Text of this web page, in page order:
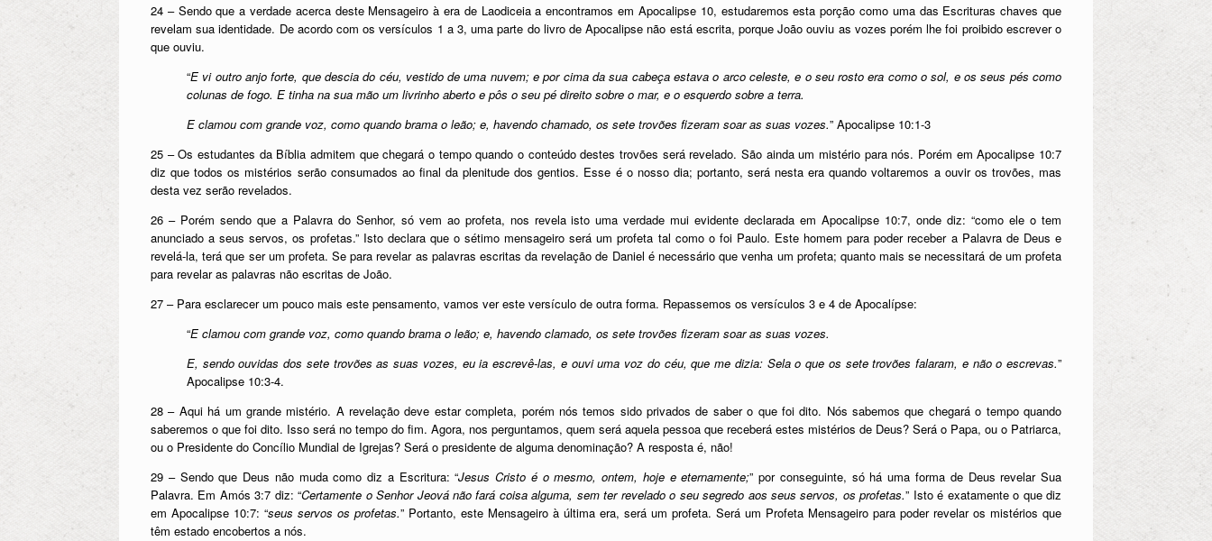
24 – Sendo que a verdade acerca deste Mensageiro à era de Laodiceia a encontramos em Apocalipse 10, estudaremos esta porção como uma das Escrituras chaves que
revelam sua identidade. De acordo com os versículos 1 a 3, uma parte do livro de Apocalipse não está escrita, porque João ouviu as vozes porém lhe foi proibido escrever o
que ouviu.
“E vi outro anjo forte, que descia do céu, vestido de uma nuvem; e por cima da sua cabeça estava o arco celeste, e o seu rosto era como o sol, e os seus pés como
colunas de fogo. E tinha na sua mão um livrinho aberto e pôs o seu pé direito sobre o mar, e o esquerdo sobre a terra.
E clamou com grande voz, como quando brama o leão; e, havendo chamado, os sete trovões fizeram soar as suas vozes.” Apocalipse 10:1-3
25 – Os estudantes da Bíblia admitem que chegará o tempo quando o conteúdo destes trovões será revelado. São ainda um mistério para nós. Porém em Apocalipse 10:7
diz que todos os mistérios serão consumados ao final da plenitude dos gentios. Esse é o nosso dia; portanto, será nesta era quando voltaremos a ouvir os trovões, mas
desta vez serão revelados.
26 – Porém sendo que a Palavra do Senhor, só vem ao profeta, nos revela isto uma verdade mui evidente declarada em Apocalipse 10:7, onde diz: “como ele o tem
anunciado a seus servos, os profetas.” Isto declara que o sétimo mensageiro será um profeta tal como o foi Paulo. Este homem para poder receber a Palavra de Deus e
revelá-la, terá que ser um profeta. Se para revelar as palavras escritas da revelação de Daniel é necessário que venha um profeta; quanto mais se necessitará de um profeta
para revelar as palavras não escritas de João.
27 – Para esclarecer um pouco mais este pensamento, vamos ver este versículo de outra forma. Repassemos os versículos 3 e 4 de Apocalípse:
“E clamou com grande voz, como quando brama o leão; e, havendo clamado, os sete trovões fizeram soar as suas vozes.
E, sendo ouvidas dos sete trovões as suas vozes, eu ia escrevê-las, e ouvi uma voz do céu, que me dizia: Sela o que os sete trovões falaram, e não o escrevas.”
Apocalipse 10:3-4.
28 – Aqui há um grande mistério. A revelação deve estar completa, porém nós temos sido privados de saber o que foi dito. Nós sabemos que chegará o tempo quando
saberemos o que foi dito. Isso será no tempo do fim. Agora, nos perguntamos, quem será aquela pessoa que receberá estes mistérios de Deus? Será o Papa, ou o Patriarca,
ou o Presidente do Concílio Mundial de Igrejas? Será o presidente de alguma denominação? A resposta é, não!
29 – Sendo que Deus não muda como diz a Escritura: “Jesus Cristo é o mesmo, ontem, hoje e eternamente;” por conseguinte, só há uma forma de Deus revelar Sua
Palavra. Em Amós 3:7 diz: “Certamente o Senhor Jeová não fará coisa alguma, sem ter revelado o seu segredo aos seus servos, os profetas.” Isto é exatamente o que diz
em Apocalipse 10:7: “seus servos os profetas.” Portanto, este Mensageiro à última era, será um profeta. Será um Profeta Mensageiro para poder revelar os mistérios que
têm estado encobertos a nós.